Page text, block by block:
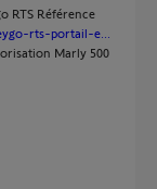
RTS Référence
rts-portail-e...
Marly 500